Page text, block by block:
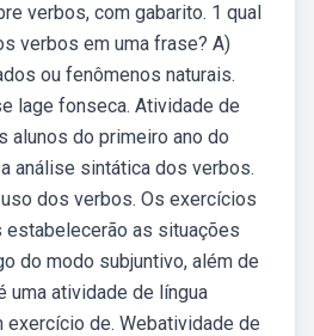
verbos, com gabarito. 1 qual
verbos em uma frase? A)
ou fenômenos naturais.
lage fonseca. Atividade de
alunos do primeiro ano do
análise sintática dos verbos.
dos verbos. Os exercícios
as situações
do modo subjuntivo, além de
uma atividade de língua
exercício de. Webatividade de